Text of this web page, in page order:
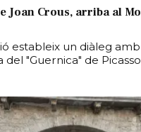
Joan Crous, arriba al
estableix un diàleg
del "Guernica" de